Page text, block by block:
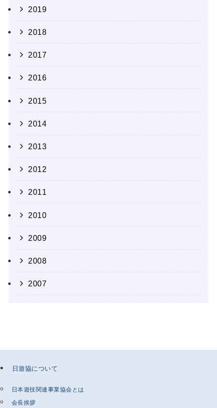
2019
2018
2017
2016
2015
2014
2013
2012
2011
2010
2009
2008
2007
日遊協について
日本遊技関連事業協会とは
会長挨拶